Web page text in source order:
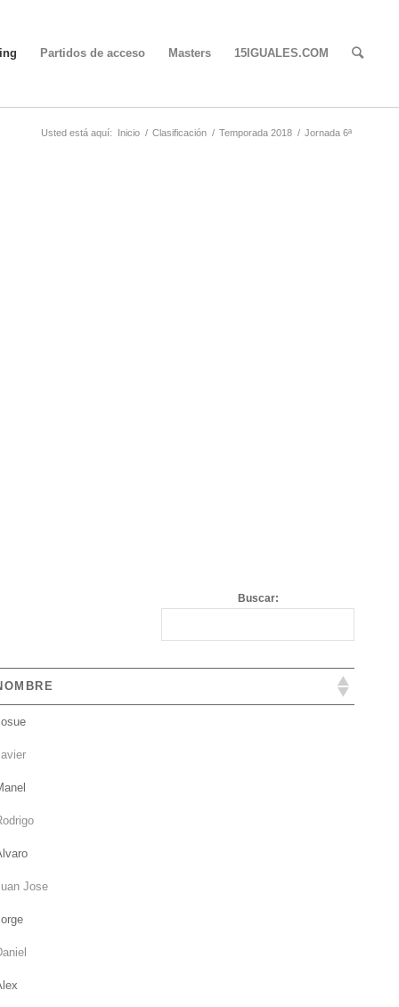
Partidos de acceso Masters 15IGUALES.COM
Usted está aquí: Inicio / Clasificación / Temporada 2018 / Jornada 6ª
Buscar:
Jose